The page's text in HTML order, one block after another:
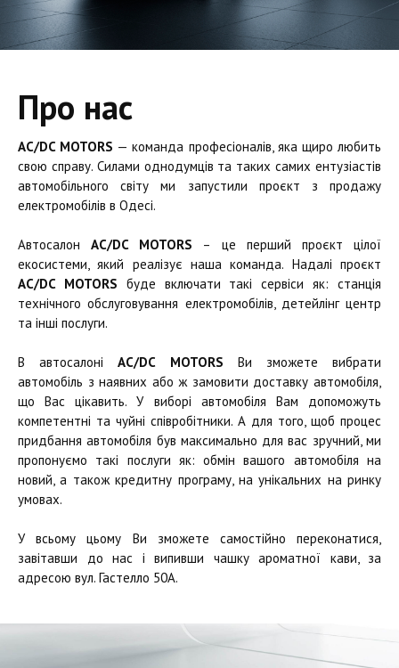
Про нас
AC/DC MOTORS — команда професіоналів, яка щиро любить
свою справу. Силами однодумців та таких самих ентузіастів
автомобільного світу ми запустили проєкт з продажу
електромобілів в Одесі.
АвтосалонAC/DC MOTORS – це перший проєкт цілої
екосистеми, який реалізує наша команда. Надалі проєкт
AC/DC MOTORS буде включати такі сервіси як: станція
технічного обслуговування електромобілів, детейлінг центр
та інші послуги.
В автосалоніAC/DC MOTORS Ви зможете вибрати
автомобіль з наявних або ж замовити доставку автомобіля,
що Вас цікавить. У виборі автомобіля Вам допоможуть
компетентні та чуйні співробітники. А для того, щоб процес
придбання автомобіля був максимально для вас зручний, ми
пропонуємо такі послуги як: обмін вашого автомобіля на
новий, а також кредитну програму, на унікальних на ринку
умовах.
У всьому цьому Ви зможете самостійно переконатися,
завітавши до нас і випивши чашку ароматної кави, за
адресою вул. Гастелло 50А.